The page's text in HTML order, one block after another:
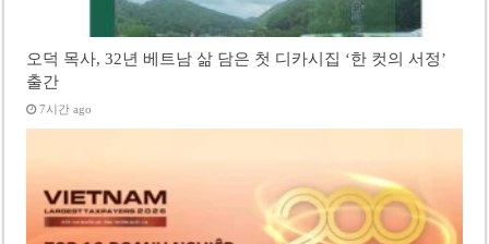
오덕 목사, 32년 베트남 삶 담은 첫 디카시집 ‘한 컷의 서정’
출간
7시간 ago